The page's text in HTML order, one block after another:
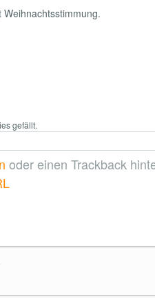
gefällt.
oder einen Trackback